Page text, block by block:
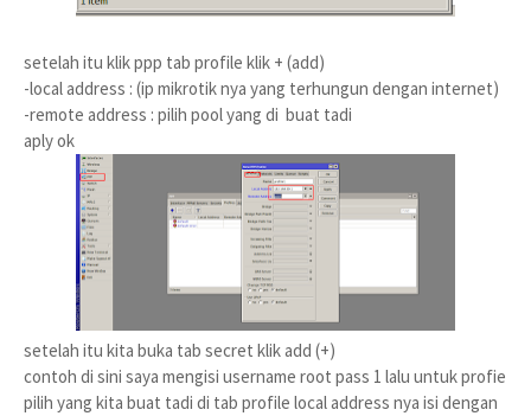
setelah itu klik ppp tab profile klik + (add)
-local address : (ip mikrotik nya yang terhungun dengan internet)
-remote address : pilih pool yang di buat tadi
aply ok
setelah itu kita buka tab secret klik add (+)
contoh di sini saya mengisi username root pass 1 lalu untuk profie
pilih yang kita buat tadi di tab profile local address nya isi dengan